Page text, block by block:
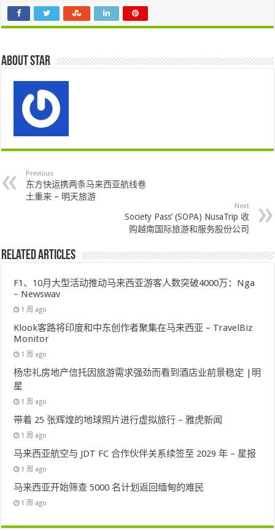
About star
Previous
东方快运携两条马来西亚航线卷
土重来 – 明天旅游
Next
Society Pass’ (SOPA) NusaTrip 收
购越南国际旅游和服务股份公司
Related Articles
F1、10月大型活动推动马来西亚游客人数突破4000万：Nga
– Newswav
1 周 ago
Klook客路将印度和中东创作者聚集在马来西亚 – TravelBiz
Monitor
1 周 ago
杨忠礼房地产信托因旅游需求强劲而看到酒店业前景稳定 |明
星
1 周 ago
带着 25 张辉煌的地球照片进行虚拟旅行 – 雅虎新闻
1 周 ago
马来西亚航空与 JDT FC 合作伙伴关系续签至 2029 年 – 星报
1 周 ago
马来西亚开始筛查 5000 名计划返回缅甸的难民
1 周 ago